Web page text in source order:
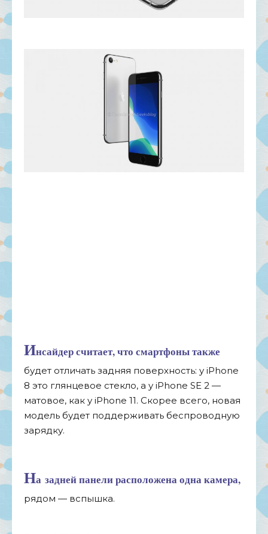
Инсайдер считает, что смартфоны также
будет отличать задняя поверхность: у iPhone
8 это глянцевое стекло, а у iPhone SE 2 —
матовое, как у iPhone 11. Скорее всего, новая
модель будет поддерживать беспроводную
зарядку.
На задней панели расположена одна камера,
рядом — вспышка.